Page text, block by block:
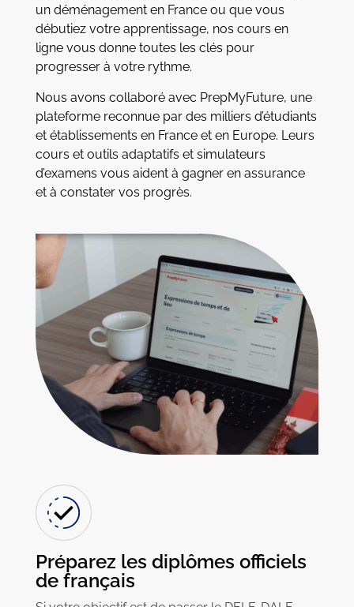
un déménagement en France ou que vous
débutiez votre apprentissage, nos cours en
ligne vous donne toutes les clés pour
progresser à votre rythme.
Nous avons collaboré avec PrepMyFuture, une
plateforme reconnue par des milliers d’étudiants
et établissements en France et en Europe. Leurs
cours et outils adaptatifs et simulateurs
d’examens vous aident à gagner en assurance
et à constater vos progrès.
Préparez les diplômes officiels
de français